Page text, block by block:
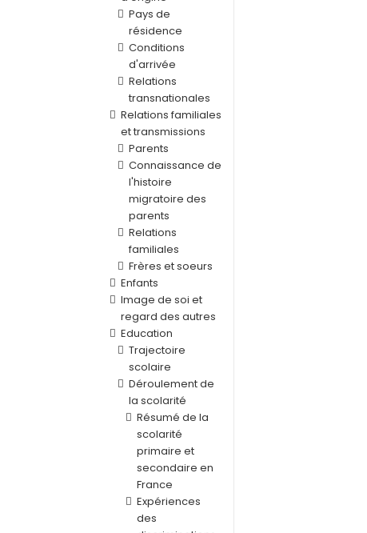
Pays de
résidence
Conditions
d'arrivée
Relations
transnationales
Relations familiales
et transmissions
Parents
Connaissance de
l'histoire
migratoire des
parents
Relations
familiales
Frères et soeurs
Enfants
Image de soi et
regard des autres
Education
Trajectoire
scolaire
Déroulement de
la scolarité
Résumé de la
scolarité
primaire et
secondaire en
France
Expériences
des